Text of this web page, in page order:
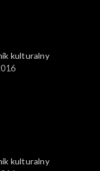
kulturalny
kulturalny